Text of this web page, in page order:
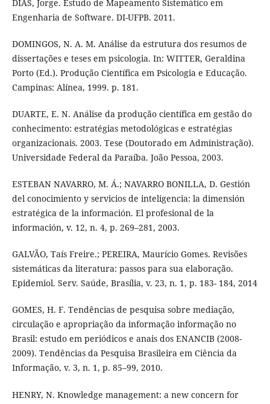
DIAS, Jorge. Estudo de Mapeamento Sistemático em
Engenharia de Software. DI-UFPB. 2011.
DOMINGOS, N. A. M. Análise da estrutura dos resumos de
dissertações e teses em psicologia. In: WITTER, Geraldina
Porto (Ed.). Produção Científica em Psicologia e Educação.
Campinas: Alínea, 1999. p. 181.
DUARTE, E. N. Análise da produção científica em gestão do
conhecimento: estratégias metodológicas e estratégias
organizacionais. 2003. Tese (Doutorado em Administração).
Universidade Federal da Paraíba. João Pessoa, 2003.
ESTEBAN NAVARRO, M. Á.; NAVARRO BONILLA, D. Gestión
del conocimiento y servicios de inteligencia: la dimensión
estratégica de la información. El profesional de la
información, v. 12, n. 4, p. 269–281, 2003.
GALVÃO, Taís Freire.; PEREIRA, Maurício Gomes. Revisões
sistemáticas da literatura: passos para sua elaboração.
Epidemiol. Serv. Saúde, Brasília, v. 23, n. 1, p. 183- 184, 2014
GOMES, H. F. Tendências de pesquisa sobre mediação,
circulação e apropriação da informação informação no
Brasil: estudo em periódicos e anais dos ENANCIB (2008-
2009). Tendências da Pesquisa Brasileira em Ciência da
Informação, v. 3, n. 1, p. 85–99, 2010.
HENRY, N. Knowledge management: a new concern for